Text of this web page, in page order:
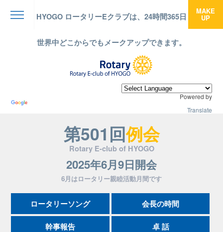
HYOGO ロータリーEクラブは、24時間365日
世界中どこからでもメークアップできます。
MAKE
UP
Powered by
Translate
第501回例会
Rotary E-club of HYOGO
2025年6月9日開会
6月はロータリー親睦活動月間です
ロータリーソング 会長の時間
幹事報告 卓 話